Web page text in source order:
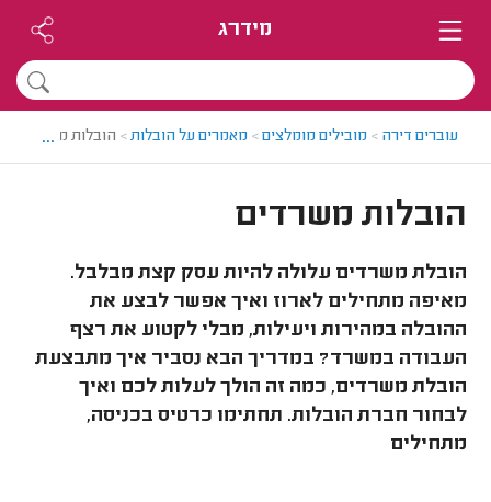
מידרג
עוברים דירה > מובילים מומלצים> מאמרים על הובלות> הובלות משרדים
...
הובלות משרדים
הובלת משרדים עלולה להיות עסק קצת מבלבל.
מאיפה מתחילים לארוז ואיך אפשר לבצע את
ההובלה במהירות ויעילות, מבלי לקטוע את רצף
העבודה במשרד? במדריך הבא נסביר איך מתבצעת
הובלת משרדים, כמה זה הולך לעלות לכם ואיך
לבחור חברת הובלות. תחתימו כרטיס בכניסה,
מתחילים